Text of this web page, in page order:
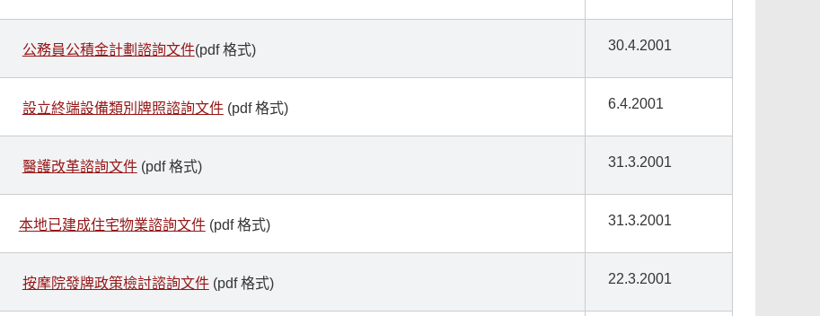
公務員公積金計劃諮詢文件(pdf 格式) 30.4.2001
設立終端設備類別牌照諮詢文件(pdf 格式) 6.4.2001
醫護改革諮詢文件(pdf 格式) 31.3.2001
本地已建成住宅物業諮詢文件(pdf 格式) 31.3.2001
按摩院發牌政策檢討諮詢文件(pdf 格式) 22.3.2001